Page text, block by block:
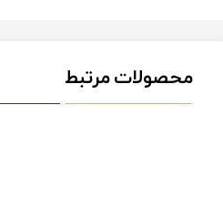
محصولات مرتبط